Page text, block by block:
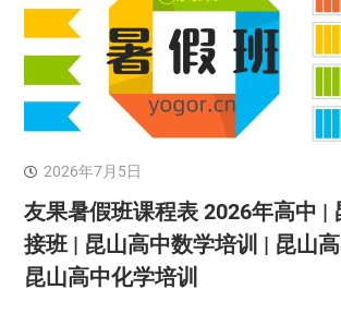
2026年7月5日
友果暑假班课程表 2026年高中 |
接班 | 昆山高中数学培训 | 昆山
昆山高中化学培训